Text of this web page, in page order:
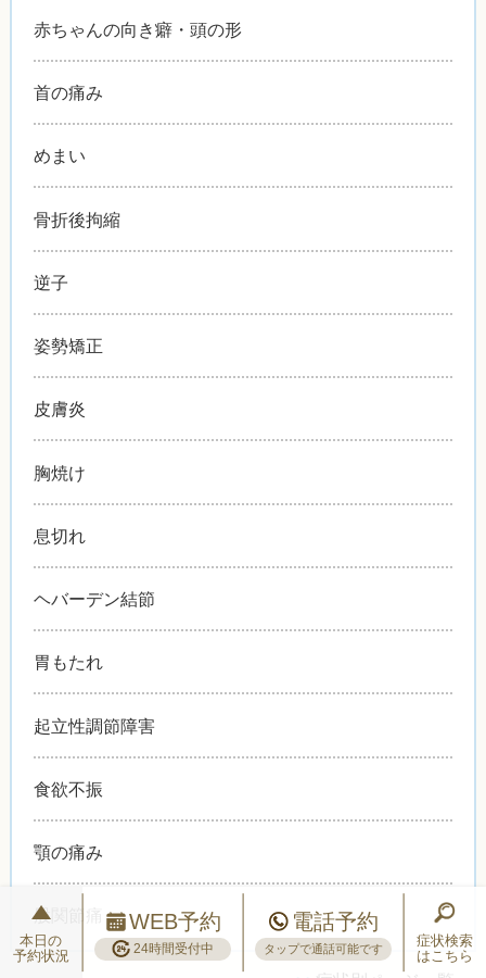
赤ちゃんの向き癖・頭の形
首の痛み
めまい
骨折後拘縮
逆子
姿勢矯正
皮膚炎
胸焼け
息切れ
ヘバーデン結節
胃もたれ
起立性調節障害
食欲不振
顎の痛み
股関節痛
本日の
予約状況
WEB予約
24時間受付中
電話予約
タップで通話可能です
症状検索
はこちら